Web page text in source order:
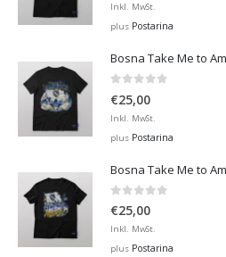
Inkl. MwSt.
plus Postarina
Bosna Take Me to
€25,00
Inkl. MwSt.
plus Postarina
Bosna Take Me to
0 out of 5
€25,00
Inkl. MwSt.
plus Postarina